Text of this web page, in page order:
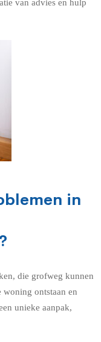
van advies en hulp
in
die grofweg kunnen
ontstaan en
unieke aanpak,